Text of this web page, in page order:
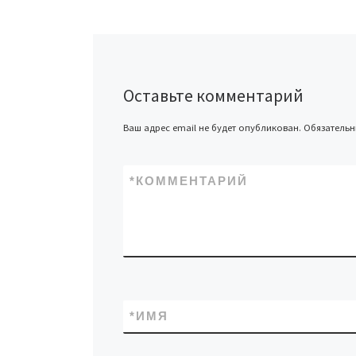
Оставьте комментарий
Ваш адрес email не будет опубликован.
КОММЕНТАРИЙ
*
ИМЯ
*